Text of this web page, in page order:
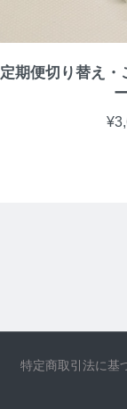
定期便切り替え
特定商取引法に基